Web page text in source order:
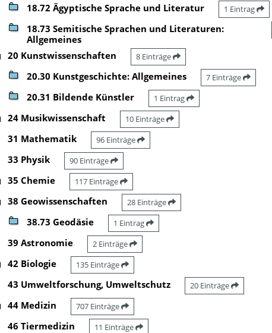
18.72 Ägyptische Sprache und Literatur 1 Eintrag
18.73 Semitische Sprachen und Literaturen:
Allgemeines
20 Kunstwissenschaften 8 Einträge
20.30 Kunstgeschichte: Allgemeines 7 Einträge
20.31 Bildende Künstler 1 Eintrag
24 Musikwissenschaft 10 Einträge
31 Mathematik 96 Einträge
33 Physik 90 Einträge
35 Chemie 117 Einträge
38 Geowissenschaften 28 Einträge
38.73 Geodäsie 1 Eintrag
39 Astronomie 2 Einträge
42 Biologie 135 Einträge
43 Umweltforschung, Umweltschutz 20 Einträge
44 Medizin 707 Einträge
46 Tiermedizin 11 Einträge